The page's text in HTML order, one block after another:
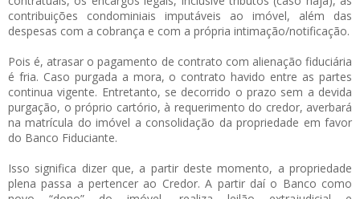
contribuições condominiais imputáveis ao imóvel, além das
despesas com a cobrança e com a própria intimação/notificação.
Pois é, atrasar o pagamento de contrato com alienação fiduciária
é fria. Caso purgada a mora, o contrato havido entre as partes
continua vigente. Entretanto, se decorrido o prazo sem a devida
purgação, o próprio cartório, à requerimento do credor, averbará
na matrícula do imóvel a consolidação da propriedade em favor
do Banco Fiduciante.
Isso significa dizer que, a partir deste momento, a propriedade
plena passa a pertencer ao Credor. A partir daí o Banco como